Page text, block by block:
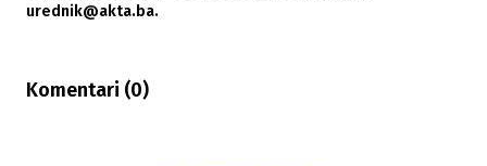
urednik@akta.ba.
Komentari (0)